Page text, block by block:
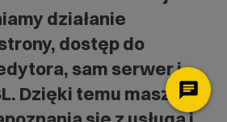
działanie
dostęp do
sam serwer i
Dzięki temu masz